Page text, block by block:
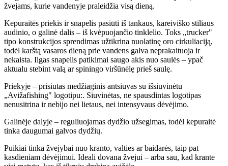
žvejams, kurie vandenyje praleidžia visą dieną.
Kepuraitės priekis ir snapelis pasiūti iš tankaus, kareiviško stiliaus
audinio, o galinė dalis – iš kvėpuojančio tinklelio. Toks „trucker"
tipo konstrukcijos sprendimas užtikrina nuolatinę oro cirkuliaciją,
todėl karštą vasaros dieną prie vandens galva neprakaituoja ir
nekaista. Ilgas snapelis patikimai saugo akis nuo saulės – ypač
aktualu stebint valą ar spiningo viršūnėlę prieš saulę.
Priekyje – prisiūtas medžiaginis antsiuvas su išsiuvinėtu
„Avižafishing" logotipu:. Siuvinėtas, ne spausdintas logotipas
nenusitrina ir nebijo nei lietaus, nei intensyvaus dėvėjimo.
Galinėje dalyje – reguliuojamas dydžio užsegimas, todėl kepuraitė
tinka daugumai galvos dydžių.
Puikiai tinka žvejybai nuo kranto, valties ar baidarės, taip pat
kasdieniam dėvėjimui. Ideali dovana žvejui – arba sau, kad krante